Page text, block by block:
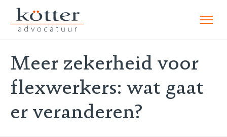
Meer zekerheid voor
flexwerkers: wat gaat
er veranderen?